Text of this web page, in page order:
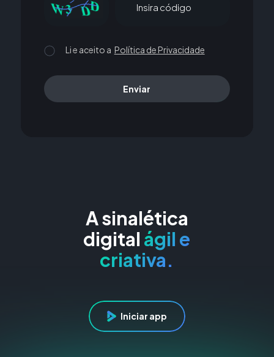
Insira código
Li e aceito a Política de Privacidade
Enviar
A sinalética
digital ágil e
criativa.
Iniciar app